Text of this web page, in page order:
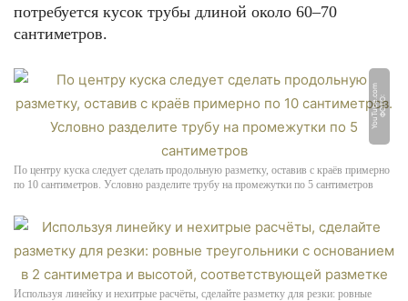
потребуется кусок трубы длиной около 60–70
сантиметров.
Ф
О
Т
О:
Y
o
u
T
u
b
e.
c
o
m
По центру куска следует сделать продольную разметку, оставив с краёв примерно
по 10 сантиметров. Условно разделите трубу на промежутки по 5 сантиметров
Используя линейку и нехитрые расчёты, сделайте разметку для резки: ровные